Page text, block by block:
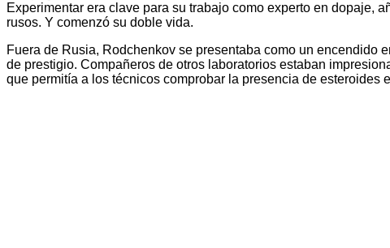
Experimentar era clave para su trabajo como experto en dopaje,
rusos. Y comenzó su doble vida.
Fuera de Rusia, Rodchenkov se presentaba como un
de prestigio. Compañeros de otros laboratorios estaban
que permitía a los técnicos comprobar la presencia de esteroides